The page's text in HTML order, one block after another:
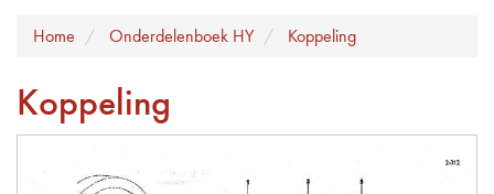
Home Onderdelenboek HY Koppeling
Koppeling